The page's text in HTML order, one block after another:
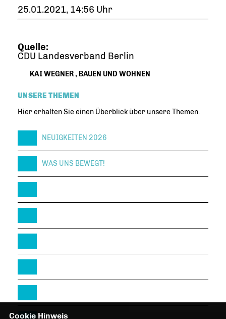
25.01.2021, 14:56 Uhr
Quelle:
CDU Landesverband Berlin
KAI WEGNER, BAUEN UND WOHNEN
UNSERE THEMEN
Hier erhalten Sie einen Überblick über unsere Themen.
NEUIGKEITEN 2026
WAS UNS BEWEGT!
Cookie Hinweis